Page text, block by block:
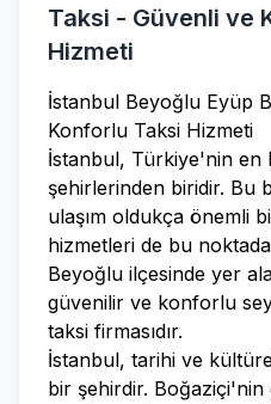
Taksi - Güvenli ve
Hizmeti
İstanbul Beyoğlu Eyüp
Konforlu Taksi Hizmeti
İstanbul, Türkiye'nin en
şehirlerinden biridir. Bu
ulaşım oldukça önemli
hizmetleri de bu
Beyoğlu ilçesinde yer
güvenilir ve konforlu
taksi firmasıdır.
İstanbul, tarihi ve
bir şehirdir.